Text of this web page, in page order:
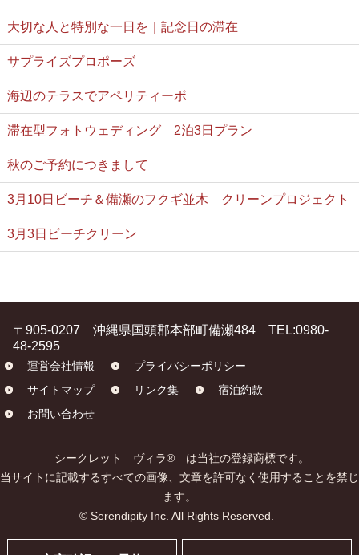
大切な人と特別な一日を｜記念日の滞在
サプライズプロポーズ
海辺のテラスでアペリティーボ
滞在型フォトウェディング 2泊3日プラン
秋のご予約につきまして
3月10日ビーチ＆備瀬のフクギ並木 クリーンプロジェクト
3月3日ビーチクリーン
〒905-0207 沖縄県国頭郡本部町備瀬484 TEL:0980-
48-2595
運営会社情報
プライバシーポリシー
サイトマップ
リンク集
宿泊約款
お問い合わせ
シークレット ヴィラ® は当社の登録商標です。
当サイトに記載するすべての画像、文章を許可なく使用することを禁じ
ます。
© Serendipity Inc. All Rights Reserved.